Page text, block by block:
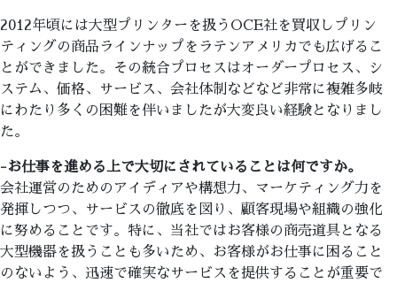
2012年頃には大型プリンターを扱うOCE社を買収しプリン
ティングの商品ラインナップをラテンアメリカでも広げるこ
とができました。その統合プロセスはオーダープロセス、シ
ステム、価格、サービス、会社体制などなど非常に複雑多岐
にわたり多くの困難を伴いましたが大変良い経験となりまし
た。
-お仕事を進める上で大切にされていることは何ですか。
会社運営のためのアイディアや構想力、マーケティング力を
発揮しつつ、サービスの徹底を図り、顧客現場や組織の強化
に努めることです。特に、当社ではお客様の商売道具となる
大型機器を扱うことも多いため、お客様がお仕事に困ること
のないよう、迅速で確実なサービスを提供することが重要で